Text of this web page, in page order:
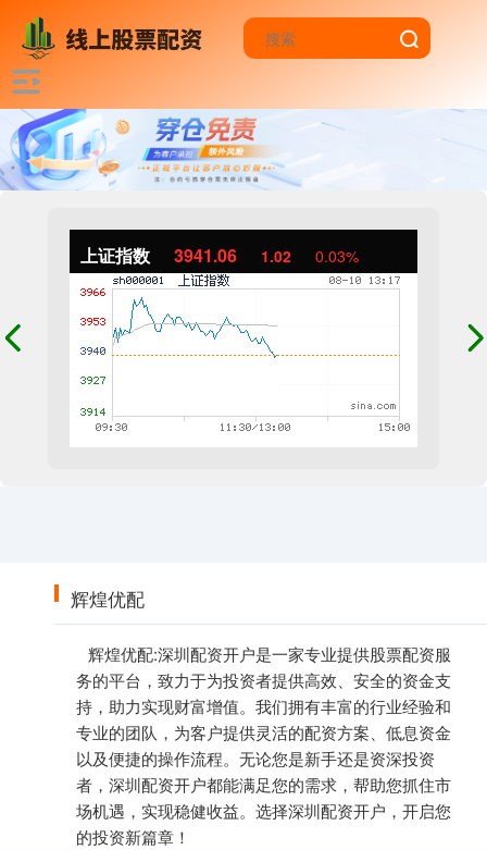
上证指数 3941.06 1.02 0.03%
辉煌优配
辉煌优配:深圳配资开户是一家专业提供股票配资服
务的平台，致力于为投资者提供高效、安全的资金支
持，助力实现财富增值。我们拥有丰富的行业经验和
专业的团队，为客户提供灵活的配资方案、低息资金
以及便捷的操作流程。无论您是新手还是资深投资
者，深圳配资开户都能满足您的需求，帮助您抓住市
场机遇，实现稳健收益。选择深圳配资开户，开启您
的投资新篇章！